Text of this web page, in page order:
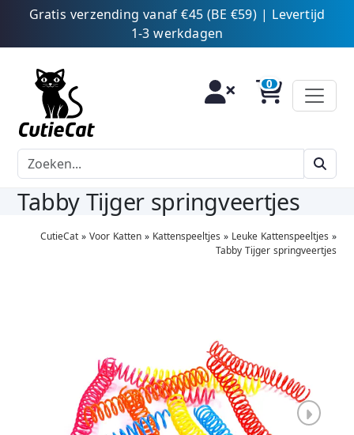
Gratis verzending vanaf €45 (BE €59) | Levertijd
1-3 werkdagen
Tabby Tijger springveertjes
CutieCat» Voor Katten» Kattenspeeltjes » Leuke Kattenspeeltjes »
Tabby Tijger springveertjes